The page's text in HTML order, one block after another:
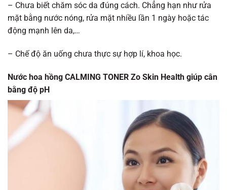
– Chưa biết chăm sóc da đúng cách. Chẳng hạn như rửa
mặt bằng nước nóng, rửa mặt nhiều lần 1 ngày hoặc tác
động mạnh lên da,…
– Chế độ ăn uống chưa thực sự hợp lí, khoa học.
Nước hoa hồng CALMING TONER Zo Skin Health giúp cân
bằng độ pH